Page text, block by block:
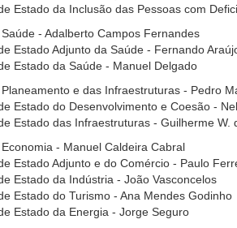
Estado da Inclusão das Pessoas com
- Adalberto Campos Fernandes
Estado Adjunto da Saúde - Fernando
Estado da Saúde - Manuel Delgado
e das Infraestruturas - Pedro
Estado do Desenvolvimento e Coesão -
Estado das Infraestruturas - Guilherme W.
- Manuel Caldeira Cabral
Estado Adjunto e do Comércio - Paulo
Estado da Indústria - João Vasconcelos
Estado do Turismo - Ana Mendes Godinho
Estado da Energia - Jorge Seguro